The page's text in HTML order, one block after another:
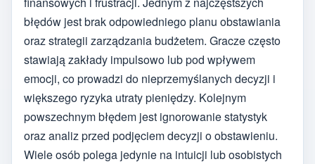
błędów jest brak odpowiedniego planu obstawiania
oraz strategii zarządzania budżetem. Gracze często
stawiają zakłady impulsowo lub pod wpływem
emocji, co prowadzi do nieprzemyślanych decyzji i
większego ryzyka utraty pieniędzy. Kolejnym
powszechnym błędem jest ignorowanie statystyk
oraz analiz przed podjęciem decyzji o obstawieniu.
Wiele osób polega jedynie na intuicji lub osobistych